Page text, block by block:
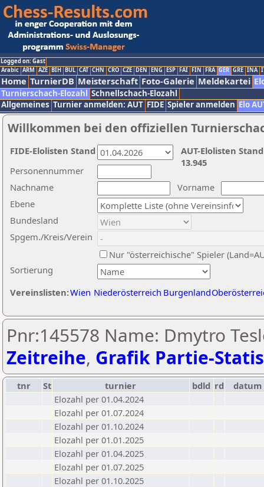
Logged on: Gast
Arabic ARM AZE BIH BUL CAT CHN CRO CZE DEN ENG ESP FAI FIN FRA GER GRE INA
Home TurnierDB Meisterschaft Foto-Galerie Meldekartei
Turnierschach-Elozahl Schnellschach-Elozahl
Allgemeines Turnier anmelden: AUT FIDE Spieler anmelden Elo
Willkommen bei den offiziellen
Nachname
Vorname
Ebene
Sortierung
Personennummer
Bundesland
Spgem./Kreis/Verein
Nur "österreichische" Spieler
Vereinslisten:Wien Niederösterreich Burgenland
AUT-Elolisten
13.945
FIDE-Elolisten Stand
Pnr:145578 Name: Dmytro
Zeitreihe, Grafik Partie-
tnr St turnier bdld rd
datum
Elozahl per 01.04.2024
Elozahl per 01.07.2024
Elozahl per 01.10.2024
Elozahl per 01.01.2025
Elozahl per 01.04.2025
Elozahl per 01.07.2025
Elozahl per 01.10.2025